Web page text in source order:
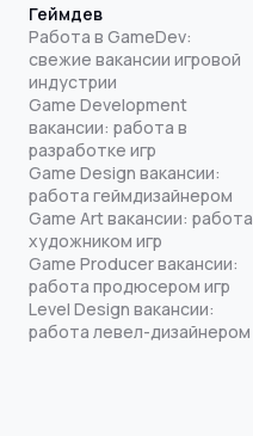
Геймдев
Работа в GameDev:
свежие вакансии игровой
индустрии
Game Development
вакансии: работа в
разработке игр
Game Design вакансии:
работа геймдизайнером
Game Art вакансии: работа
художником игр
Game Producer вакансии:
работа продюсером игр
Level Design вакансии:
работа левел-дизайнером